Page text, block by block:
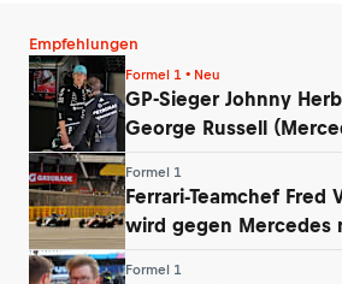
Empfehlungen
Formel 1 • Neu
GP-Sieger Johnny
George Russell
Formel 1
Ferrari-Teamchef Fred
wird gegen Mercedes
Formel 1